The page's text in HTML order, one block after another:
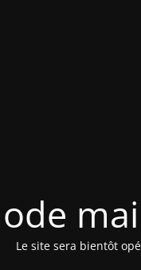
Le site sera bientôt